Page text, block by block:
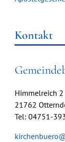
Kontakt
Himmelreich 2
21762
Tel: 04751-